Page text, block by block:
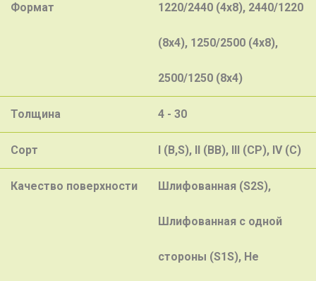
Формат 1220/2440 (4х8), 2440/1220
(8х4), 1250/2500 (4х8),
2500/1250 (8х4)
Толщина 4 - 30
Сорт I (B,S), II (BB), III (CP), IV (C)
Качество поверхности Шлифованная (S2S),
Шлифованная с одной
стороны (S1S), Не